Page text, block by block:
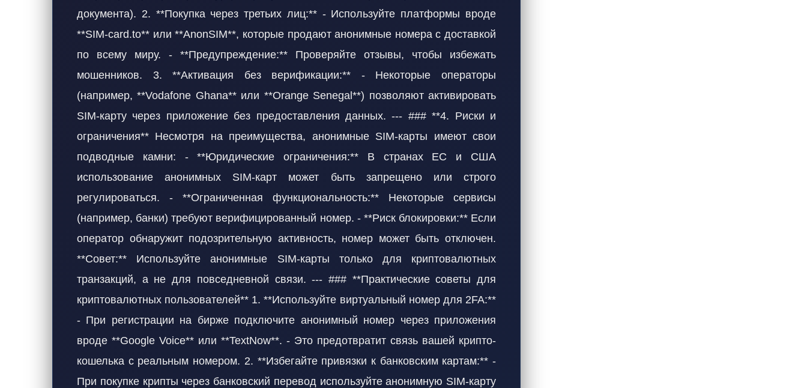
документа). 2. **Покупка через третьих лиц:** - Используйте платформы вроде
**SIM-card.to** или **AnonSIM**, которые продают анонимные номера с доставкой
по всему миру. - **Предупреждение:** Проверяйте отзывы, чтобы избежать
мошенников. 3. **Активация без верификации:** - Некоторые операторы
(например, **Vodafone Ghana** или **Orange Senegal**) позволяют активировать
SIM-карту через приложение без предоставления данных. --- ### **4. Риски и
ограничения** Несмотря на преимущества, анонимные SIM-карты имеют свои
подводные камни: - **Юридические ограничения:** В странах ЕС и США
использование анонимных SIM-карт может быть запрещено или строго
регулироваться. - **Ограниченная функциональность:** Некоторые сервисы
(например, банки) требуют верифицированный номер. - **Риск блокировки:** Если
оператор обнаружит подозрительную активность, номер может быть отключен.
**Совет:** Используйте анонимные SIM-карты только для криптовалютных
транзакций, а не для повседневной связи. --- ### **Практические советы для
криптовалютных пользователей** 1. **Используйте виртуальный номер для 2FA:**
- При регистрации на бирже подключите анонимный номер через приложения
вроде **Google Voice** или **TextNow**. - Это предотвратит связь вашей крипто-
кошелька с реальным номером. 2. **Избегайте привязки к банковским картам:** -
При покупке крипты через банковский перевод используйте анонимную SIM-карту